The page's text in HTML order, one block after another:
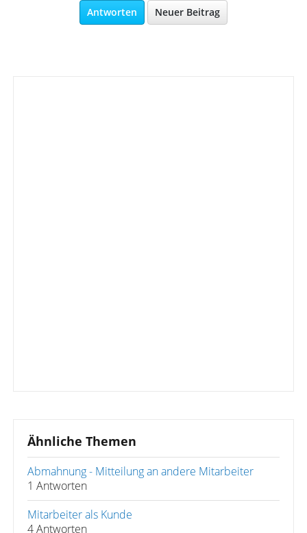
Antworten Neuer Beitrag
Ähnliche Themen
Abmahnung - Mitteilung an andere Mitarbeiter
1 Antworten
Mitarbeiter als Kunde
4 Antworten